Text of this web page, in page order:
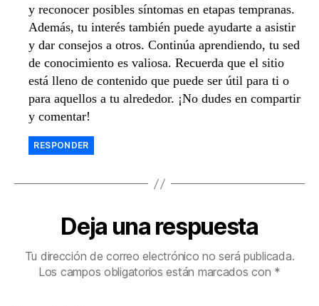
y reconocer posibles síntomas en etapas tempranas.
Además, tu interés también puede ayudarte a asistir
y dar consejos a otros. Continúa aprendiendo, tu sed
de conocimiento es valiosa. Recuerda que el sitio
está lleno de contenido que puede ser útil para ti o
para aquellos a tu alrededor. ¡No dudes en compartir
y comentar!
RESPONDER
Deja una respuesta
Tu dirección de correo electrónico no será publicada.
Los campos obligatorios están marcados con *